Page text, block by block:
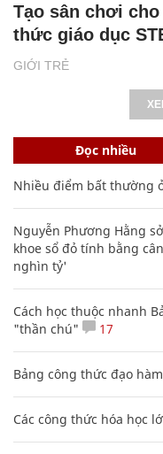
GIỚI TRẺ
Tạo sân chơi
thức giáo dục
Đọc nhiều
Nhiều điểm bất thường
Nguyễn Phương Hằng
khoe sổ đỏ tính bằng
nghìn tỷ'
Cách học thuộc nhanh
"thần chú"
17
Bảng công thức đạo
Các công thức hóa học